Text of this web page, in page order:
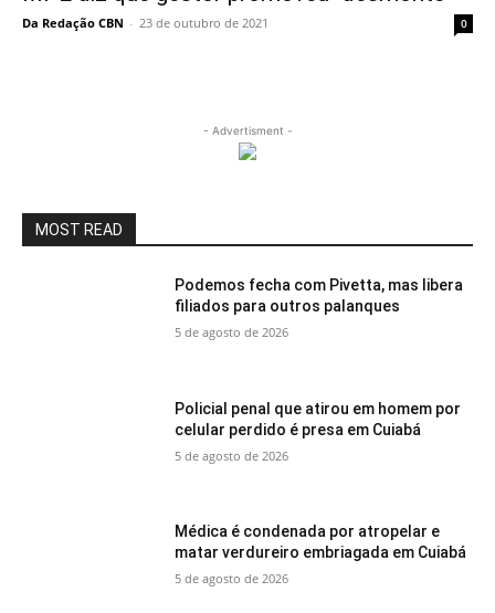
Da Redação CBN - 23 de outubro de 2021 0
- Advertisment -
MOST READ
Podemos fecha com Pivetta, mas libera
filiados para outros palanques
5 de agosto de 2026
Policial penal que atirou em homem por
celular perdido é presa em Cuiabá
5 de agosto de 2026
Médica é condenada por atropelar e
matar verdureiro embriagada em Cuiabá
5 de agosto de 2026